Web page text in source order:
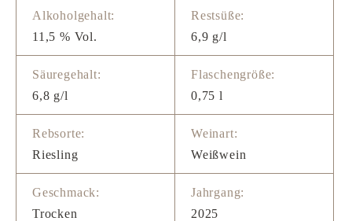
Alkoholgehalt:
11,5 % Vol.
Restsüße:
6,9 g/l
Säuregehalt:
6,8 g/l
Flaschengröße:
0,75 l
Rebsorte:
Riesling
Weinart:
Weißwein
Geschmack:
Trocken
Jahrgang:
2025